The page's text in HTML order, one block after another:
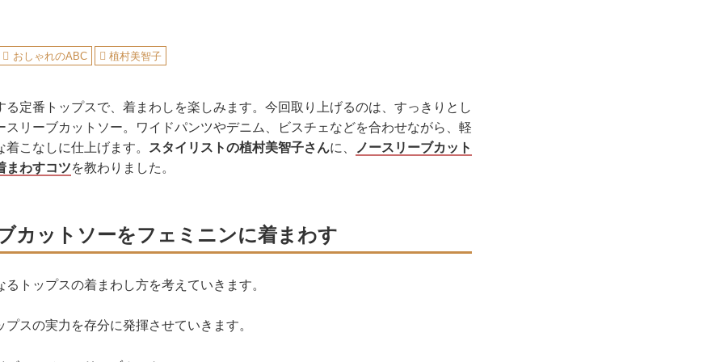
おしゃれのABC 植村美智子
る定番トップスで、着まわしを楽しみます。今回取り上げるのは、すっきりとし
スリーブカットソー。ワイドパンツやデニム、ビスチェなどを合わせながら、軽
こなしに仕上げます。
スタイリストの植村美智子さんに、
ノースリーブカット
まわすコツを教わりました。
カットソーをフェミニンに着まわす
トップスの着まわし方を考えていきます。
スの実力を存分に発揮させていきます。